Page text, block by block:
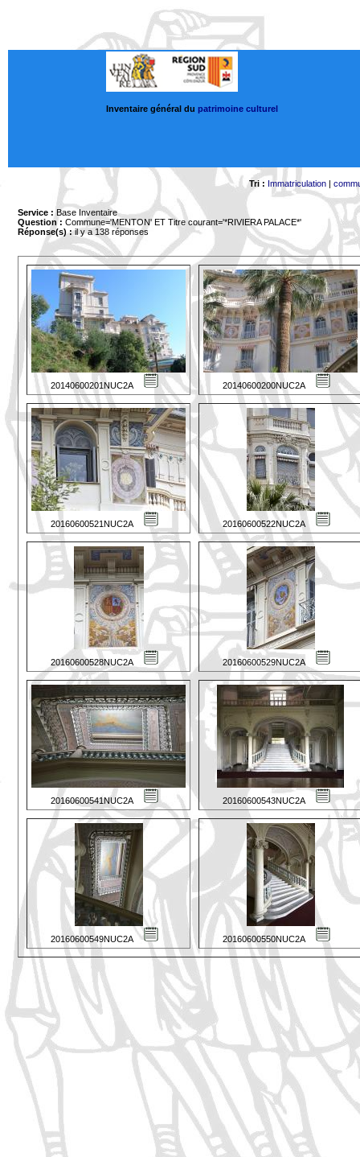
Inventaire général du patrimoine culturel
Tri : Immatriculation|
Service : Base Inventaire
Question : Commune='MENTON' ET Titre courant='*RIVIERA PALACE*'
Réponse(s) :il y a 138 réponses
20140600201NUC2A 20140600200NUC2A
20160600521NUC2A 20160600522NUC2A
20160600528NUC2A 20160600529NUC2A
20160600541NUC2A 20160600543NUC2A
20160600549NUC2A 20160600550NUC2A